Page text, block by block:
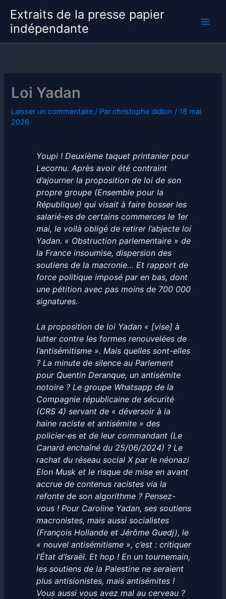
contenu
Extraits de la presse papier
indépendante
Loi Yadan
Laisser un commentaire / Parchristophe didion / 18 mai
2026
Youpi ! Deuxième taquet printanier pour
Lecornu. Après avoir été contraint
d’ajourner la proposition de loi de son
propre groupe (Ensemble pour la
République) qui visait à faire bosser les
salarié-es de certains commerces le 1er
mai, le voilà obligé de retirer l’abjecte loi
Yadan. « Obstruction parlementaire » de
la France insoumise, dispersion des
soutiens de la macronie… Et rapport de
force politique imposé par en bas, dont
une pétition avec pas moins de 700 000
signatures.
La proposition de loi Yadan « [vise] à
lutter contre les formes renouvelées de
l’antisémitisme ». Mais quelles sont-elles
? La minute de silence au Parlement
pour Quentin Deranque, un antisémite
notoire ? Le groupe Whatsapp de la
Compagnie républicaine de sécurité
(CRS 4) servant de « déversoir à la
haine raciste et antisémite » des
policier-es et de leur commandant (Le
Canard enchaîné du 25/06/2024) ? Le
rachat du réseau social X par le néonazi
Elon Musk et le risque de mise en avant
accrue de contenus racistes via la
refonte de son algorithme ? Pensez-
vous ! Pour Caroline Yadan, ses soutiens
macronistes, mais aussi socialistes
(François Hollande et Jérôme Guedj), le
« nouvel antisémitisme », c’est : critiquer
l’État d’Israël. Et hop ! En un tournemain,
les soutiens de la Palestine ne seraient
plus antisionistes, mais antisémites !
Vous aussi vous avez mal au cerveau ?